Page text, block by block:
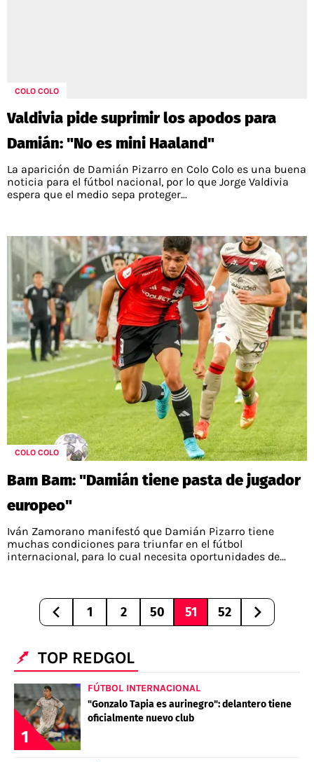
COLO COLO
Valdivia pide suprimir los apodos para
Damián: "No es mini Haaland"
La aparición de Damián Pizarro en Colo Colo es una buena
noticia para el fútbol nacional, por lo que Jorge Valdivia
espera que el medio sepa proteger...
COLO COLO
Bam Bam: "Damián tiene pasta de jugador
europeo"
Iván Zamorano manifestó que Damián Pizarro tiene
muchas condiciones para triunfar en el fútbol
internacional, para lo cual necesita oportunidades de...
1 2 50 51 52
TOP REDGOL
1
FÚTBOL INTERNACIONAL
"Gonzalo Tapia es aurinegro": delantero tiene
oficialmente nuevo club